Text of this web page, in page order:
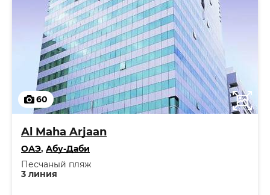
60
Al Maha Arjaan
ОАЭ, Абу-Даби
3 линия
Песчаный пляж